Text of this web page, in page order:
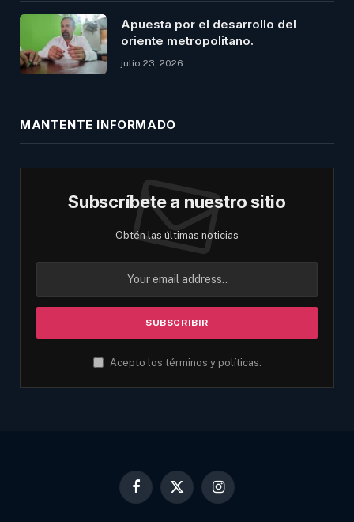
Apuesta por el desarrollo del
oriente metropolitano.
julio 23, 2026
MANTENTE INFORMADO
Subscríbete a nuestro sitio
Obtén las últimas noticias
Acepto los términos y políticas.
Facebook
X
Instagram